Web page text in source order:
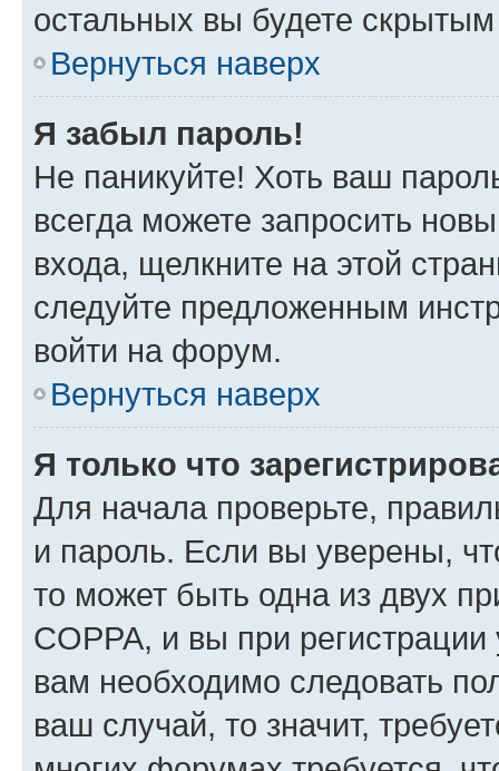
остальных вы будете
Вернуться наверх
Я забыл пароль!
Не паникуйте! Хоть ваш
всегда можете запросить
входа, щелкните на этой
следуйте предложенным
войти на форум.
Вернуться наверх
Я только что
Для начала проверьте,
и пароль. Если вы уверены,
то может быть одна из двух
COPPA, и вы при
вам необходимо следовать
ваш случай, то значит,